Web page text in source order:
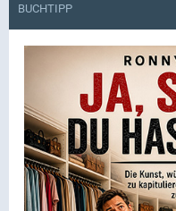
BUCHTIPP